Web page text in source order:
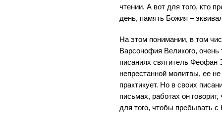
чтении. А вот для того, кто
день, память Божия –
На этом понимании, в том
Варсонофия Великого, очень
писаниях святитель Феофан
непрестанной молитвы, ее
практикует. Но в своих
письмах, работах он
для того, чтобы пребывать с